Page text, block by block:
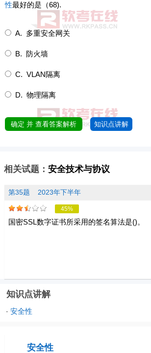
性最好的是（68).
A. 多重安全网关
B. 防火墙
C. VLAN隔离
D. 物理隔离
确定 并 查看答案解析 知识点讲解
相关试题： 安全技术与协议
第35题 2023年下半年
45%
国密SSL数字证书所采用的签名算法是()。
知识点讲解
· 安全性
安全性